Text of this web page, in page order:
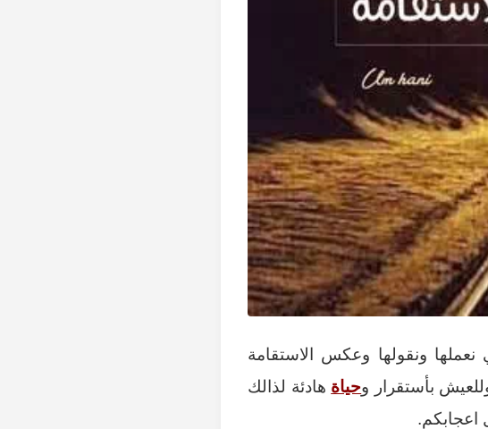
نعملها ونقولها وعكس الاستقامة
بأستقرار وحياة هادئة لذالك
اعجابكم.